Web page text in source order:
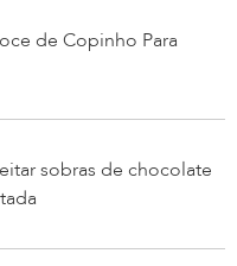
de Copinho Para
sobras de chocolate